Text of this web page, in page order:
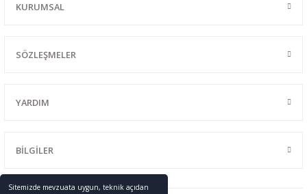
Sitemizde mevzuata uygun, teknik açıdan
KURUMSAL
SÖZLEŞMELER
YARDIM
BİLGİLER